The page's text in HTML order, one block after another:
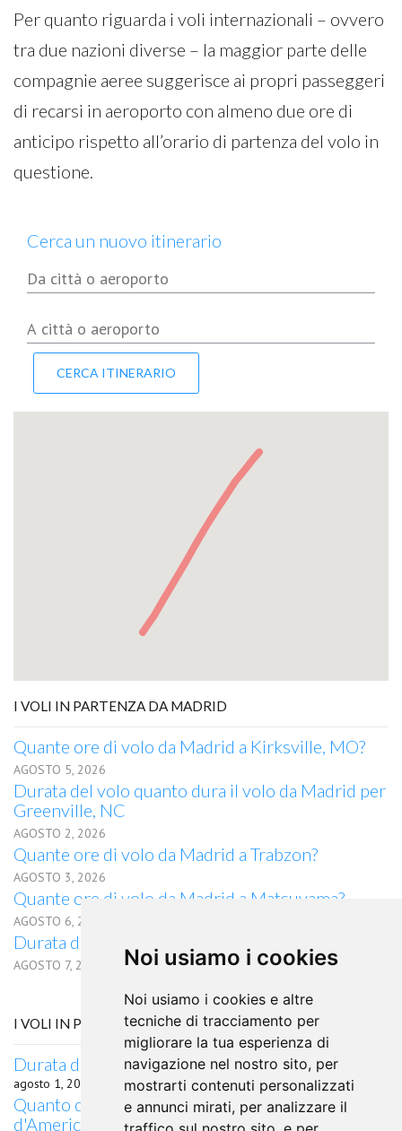
Noi usiamo i cookies
Noi usiamo i cookies e altre
tecniche di tracciamento per
migliorare la tua esperienza di
navigazione nel nostro sito, per
mostrarti contenuti personalizzati
e annunci mirati, per analizzare il
Per quanto riguarda i voli internazionali – ovvero
tra due nazioni diverse – la maggior parte delle
compagnie aeree suggerisce ai propri passeggeri
di recarsi in aeroporto con almeno due ore di
anticipo rispetto all’orario di partenza del volo in
questione.
Cerca un nuovo itinerario
I VOLI IN PARTENZA DA MADRID
Quante ore di volo da Madrid a Kirksville, MO?
AGOSTO 5, 2026
Durata del volo quanto dura il volo da Madrid per
Greenville, NC
AGOSTO 2, 2026
Quante ore di volo da Madrid a Trabzon?
AGOSTO 3, 2026
Quante ore di volo da Madrid a Matsuyama?
AGOSTO 6, 2026
Durata del volo da Madrid per Bundaberg, QLD
AGOSTO 7, 2026
I VOLI IN PARTENZA DA CURITIBA
Durata del volo da Curitiba per Bangalore
agosto 1, 2026
Quanto dura il volo da Curitiba, Stati Uniti
d'America per Louisville, KY, Brasile